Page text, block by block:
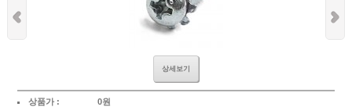
상세보기
상품가 :
0원